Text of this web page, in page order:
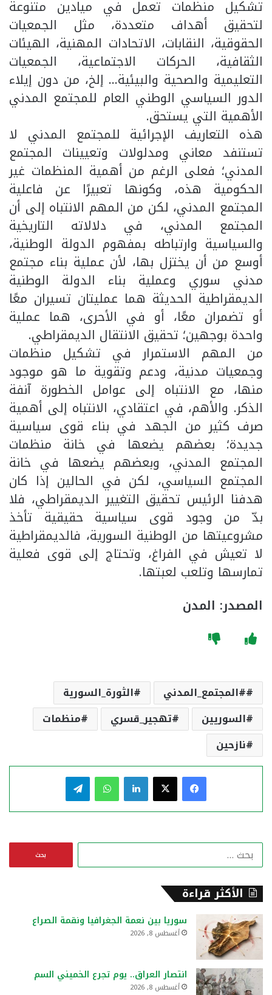
تشكيل منظمات تعمل في ميادين متنوعة
لتحقيق أهداف متعددة، مثل الجمعيات
الحقوقية، النقابات، الاتحادات المهنية، الهيئات
الثقافية، الحركات الاجتماعية، الجمعيات
التعليمية والصحية والبيئية… إلخ، من دون إيلاء
الدور السياسي الوطني العام للمجتمع المدني
الأهمية التي يستحق.
هذه التعاريف الإجرائية للمجتمع المدني لا
تستنفد معاني ومدلولات وتعيينات المجتمع
المدني؛ فعلى الرغم من أهمية المنظمات غير
الحكومية هذه، وكونها تعبيرًا عن فاعلية
المجتمع المدني، لكن من المهم الانتباه إلى أن
المجتمع المدني، في دلالاته التاريخية
والسياسية وارتباطه بمفهوم الدولة الوطنية،
أوسع من أن يختزل بها، لأن عملية بناء مجتمع
مدني سوري وعملية بناء الدولة الوطنية
الديمقراطية الحديثة هما عمليتان تسيران معًا
أو تضمران معًا، أو في الأحرى، هما عملية
واحدة بوجهين؛ تحقيق الانتقال الديمقراطي.
من المهم الاستمرار في تشكيل منظمات
وجمعيات مدنية، ودعم وتقوية ما هو موجود
منها، مع الانتباه إلى عوامل الخطورة آنفة
الذكر. والأهم، في اعتقادي، الانتباه إلى أهمية
صرف كثير من الجهد في بناء قوى سياسية
جديدة؛ بعضهم يضعها في خانة منظمات
المجتمع المدني، وبعضهم يضعها في خانة
المجتمع السياسي، لكن في الحالين إذا كان
هدفنا الرئيس تحقيق التغيير الديمقراطي، فلا
بدّ من وجود قوى سياسية حقيقية تأخذ
مشروعيتها من الوطنية السورية، فالديمقراطية
لا تعيش في الفراغ، وتحتاج إلى قوى فعلية
تمارسها وتلعب لعبتها.
المصدر: المدن
#المجتمع_المدني
الثورة_السورية
السوريين
تهجير_قسري
منظمات
نازحين
فيسبوك لينكدإن واتساب
ن
الأكثر قراءة
سوريا بين نعمة الجغرافيا ونقمة الصراع
أغسطس 8, 2026
انتصار العراق.. يوم تجرع الخميني السم
أغسطس 8, 2026